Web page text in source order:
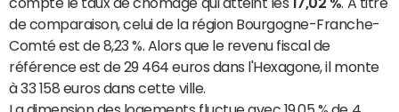
de comparaison, celui de la région Bourgogne-Franche-
Comté est de 8,23 %. Alors que le revenu fiscal de
référence est de 29 464 euros dans l'Hexagone, il monte
à 33 158 euros dans cette ville.